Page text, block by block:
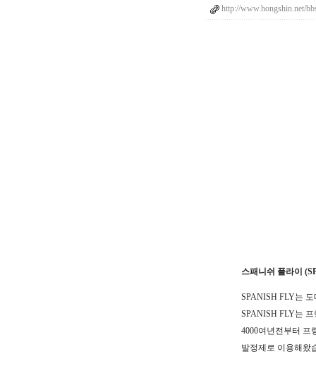
http://www.hongshin.net/
스패니쉬 플라이
SPANISH FLY는
SPANISH FLY는
4000여년전부터 프
발정제로 이용해왔